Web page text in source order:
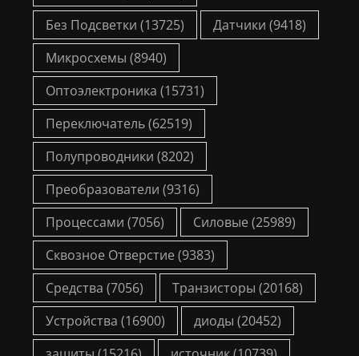
Без Подсветки (13725) Датчики (9418)
Микросхемы (8940)
Оптоэлектроника (15731)
Переключатель(62519)
Полупроводники (8202)
Преобразователи (9316)
Процессами (7056) Силовые (25989)
Сквозное Отверстие (9383)
Средства (7056) Транзисторы (20168)
Устройства (16900) диоды (20452)